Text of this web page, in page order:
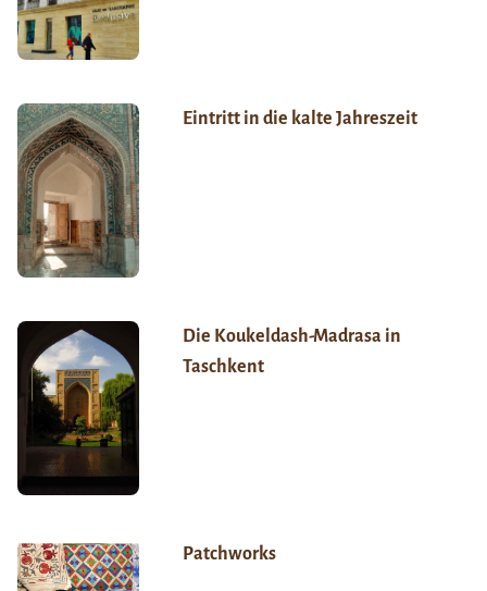
Eintritt in die kalte Jahreszeit
Die Koukeldash-Madrasa in
Taschkent
Patchworks